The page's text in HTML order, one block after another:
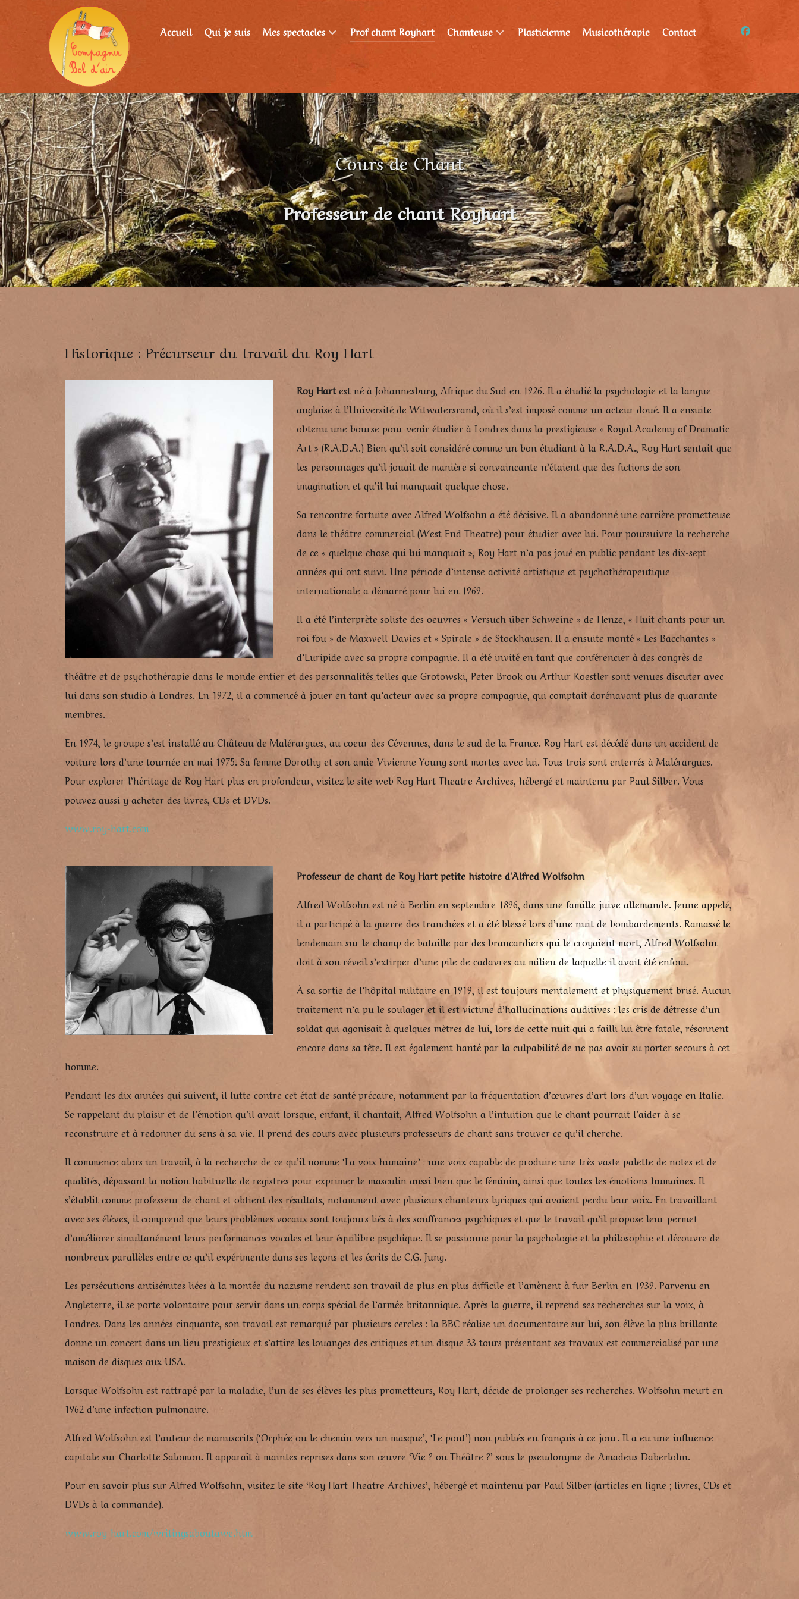
Accueil Qui je suis Mes spectacles Prof chant Royhart Chanteuse Plasticienne Musicothérapie Contact
Cours de Chant
Professeur de chant Royhart
Historique : Précurseur du travail du Roy Hart
Roy Hartest né à Johannesburg, Afrique du Sud en 1926. Il a étudié la psychologie et la langue
anglaise à l’Université de Witwatersrand, où il s’est imposé comme un acteur doué. Il a ensuite
obtenu une bourse pour venir étudier à Londres dans la prestigieuse « Royal Academy of Dramatic
Art » (R.A.D.A.) Bien qu’il soit considéré comme un bon étudiant à la R.A.D.A., Roy Hart sentait que
les personnages qu’il jouait de manière si convaincante n’étaient que des fictions de son
imagination et qu’il lui manquait quelque chose.
Sa rencontre fortuite avec Alfred Wolfsohn a été décisive. Il a abandonné une carrière prometteuse
dans le théâtre commercial (West End Theatre) pour étudier avec lui. Pour poursuivre la recherche
de ce « quelque chose qui lui manquait », Roy Hart n’a pas joué en public pendant les dix-sept
années qui ont suivi. Une période d’intense activité artistique et psychothérapeutique
internationale a démarré pour lui en 1969.
Il a été l’interprète soliste des oeuvres « Versuch über Schweine » de Henze, « Huit chants pour un
roi fou » de Maxwell-Davies et « Spirale » de Stockhausen. Il a ensuite monté « Les Bacchantes »
d’Euripide avec sa propre compagnie. Il a été invité en tant que conférencier à des congrès de
théâtre et de psychothérapie dans le monde entier et des personnalités telles que Grotowski, Peter Brook ou Arthur Koestler sont venues discuter avec
lui dans son studio à Londres. En 1972, il a commencé à jouer en tant qu’acteur avec sa propre compagnie, qui comptait dorénavant plus de quarante
membres.
En 1974, le groupe s’est installé au Château de Malérargues, au coeur des Cévennes, dans le sud de la France. Roy Hart est décédé dans un accident de
voiture lors d’une tournée en mai 1975. Sa femme Dorothy et son amie Vivienne Young sont mortes avec lui. Tous trois sont enterrés à Malérargues.
Pour explorer l’héritage de Roy Hart plus en profondeur, visitez le site web Roy Hart Theatre Archives, hébergé et maintenu par Paul Silber. Vous
pouvez aussi y acheter des livres, CDs et DVDs.
www.roy-hart.com
Professeur de chant de Roy Hart petite histoire d'Alfred Wolfsohn
Alfred Wolfsohn est né à Berlin en septembre 1896, dans une famille juive allemande. Jeune appelé,
il a participé à la guerre des tranchées et a été blessé lors d’une nuit de bombardements. Ramassé le
lendemain sur le champ de bataille par des brancardiers qui le croyaient mort, Alfred Wolfsohn
doit à son réveil s’extirper d’une pile de cadavres au milieu de laquelle il avait été enfoui.
À sa sortie de l’hôpital militaire en 1919, il est toujours mentalement et physiquement brisé. Aucun
traitement n’a pu le soulager et il est victime d’hallucinations auditives : les cris de détresse d’un
soldat qui agonisait à quelques mètres de lui, lors de cette nuit qui a failli lui être fatale, résonnent
encore dans sa tête. Il est également hanté par la culpabilité de ne pas avoir su porter secours à cet
homme.
Pendant les dix années qui suivent, il lutte contre cet état de santé précaire, notamment par la fréquentation d’œuvres d’art lors d’un voyage en Italie.
Se rappelant du plaisir et de l’émotion qu’il avait lorsque, enfant, il chantait, Alfred Wolfsohn a l’intuition que le chant pourrait l’aider à se
reconstruire et à redonner du sens à sa vie. Il prend des cours avec plusieurs professeurs de chant sans trouver ce qu’il cherche.
Il commence alors un travail, à la recherche de ce qu’il nomme ‘La voix humaine’ : une voix capable de produire une très vaste palette de notes et de
qualités, dépassant la notion habituelle de registres pour exprimer le masculin aussi bien que le féminin, ainsi que toutes les émotions humaines. Il
s’établit comme professeur de chant et obtient des résultats, notamment avec plusieurs chanteurs lyriques qui avaient perdu leur voix. En travaillant
avec ses élèves, il comprend que leurs problèmes vocaux sont toujours liés à des souffrances psychiques et que le travail qu’il propose leur permet
d’améliorer simultanément leurs performances vocales et leur équilibre psychique. Il se passionne pour la psychologie et la philosophie et découvre de
nombreux parallèles entre ce qu’il expérimente dans ses leçons et les écrits de C.G. Jung.
Les persécutions antisémites liées à la montée du nazisme rendent son travail de plus en plus difficile et l’amènent à fuir Berlin en 1939. Parvenu en
Angleterre, il se porte volontaire pour servir dans un corps spécial de l’armée britannique. Après la guerre, il reprend ses recherches sur la voix, à
Londres. Dans les années cinquante, son travail est remarqué par plusieurs cercles : la BBC réalise un documentaire sur lui, son élève la plus brillante
donne un concert dans un lieu prestigieux et s’attire les louanges des critiques et un disque 33 tours présentant ses travaux est commercialisé par une
maison de disques aux USA.
Lorsque Wolfsohn est rattrapé par la maladie, l’un de ses élèves les plus prometteurs, Roy Hart, décide de prolonger ses recherches. Wolfsohn meurt en
1962 d’une infection pulmonaire.
Alfred Wolfsohn est l’auteur de manuscrits (‘Orphée ou le chemin vers un masque’, ‘Le pont’) non publiés en français à ce jour. Il a eu une influence
capitale sur Charlotte Salomon. Il apparaît à maintes reprises dans son œuvre ‘Vie ? ou Théâtre ?’ sous le pseudonyme de Amadeus Daberlohn.
Pour en savoir plus sur Alfred Wolfsohn, visitez le site ‘Roy Hart Theatre Archives’, hébergé et maintenu par Paul Silber (articles en ligne ; livres, CDs et
DVDs à la commande).
www.roy-hart.com/writingsaboutawe.htm